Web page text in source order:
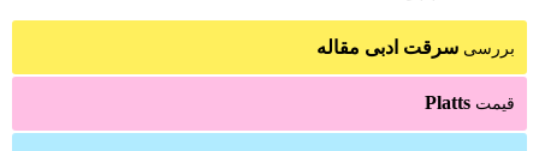
بررسی سرقت ادبی مقاله
قیمت Platts